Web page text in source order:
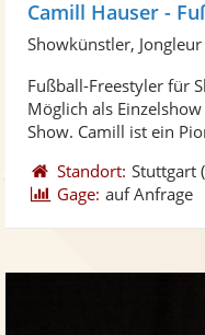
Camill Hauser -
Showkünstler, Jongleur
Fußball-Freestyler für
Möglich als
Show. Camill ist ein
Standort: Stuttgart
Gage: auf Anfrage